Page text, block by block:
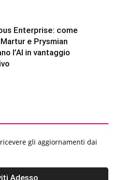
Enterprise: come
e Prysmian
l’AI in vantaggio
gli aggiornamenti dai